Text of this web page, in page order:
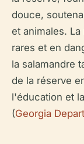
douce,
et animales.
rares et en
la salamandre
de la réserve
l'éducation et
(Georgia